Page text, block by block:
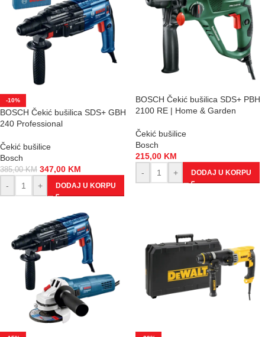
-10%
BOSCH Čekić bušilica SDS+ GBH
240 Professional
Čekić bušilice
Bosch
385,00KM 347,00 KM
-
+ DODAJ U KORPU
BOSCH Čekić bušilica SDS+ PBH
2100 RE | Home & Garden
Čekić bušilice
Bosch
215,00 KM
-
+ DODAJ U KORPU